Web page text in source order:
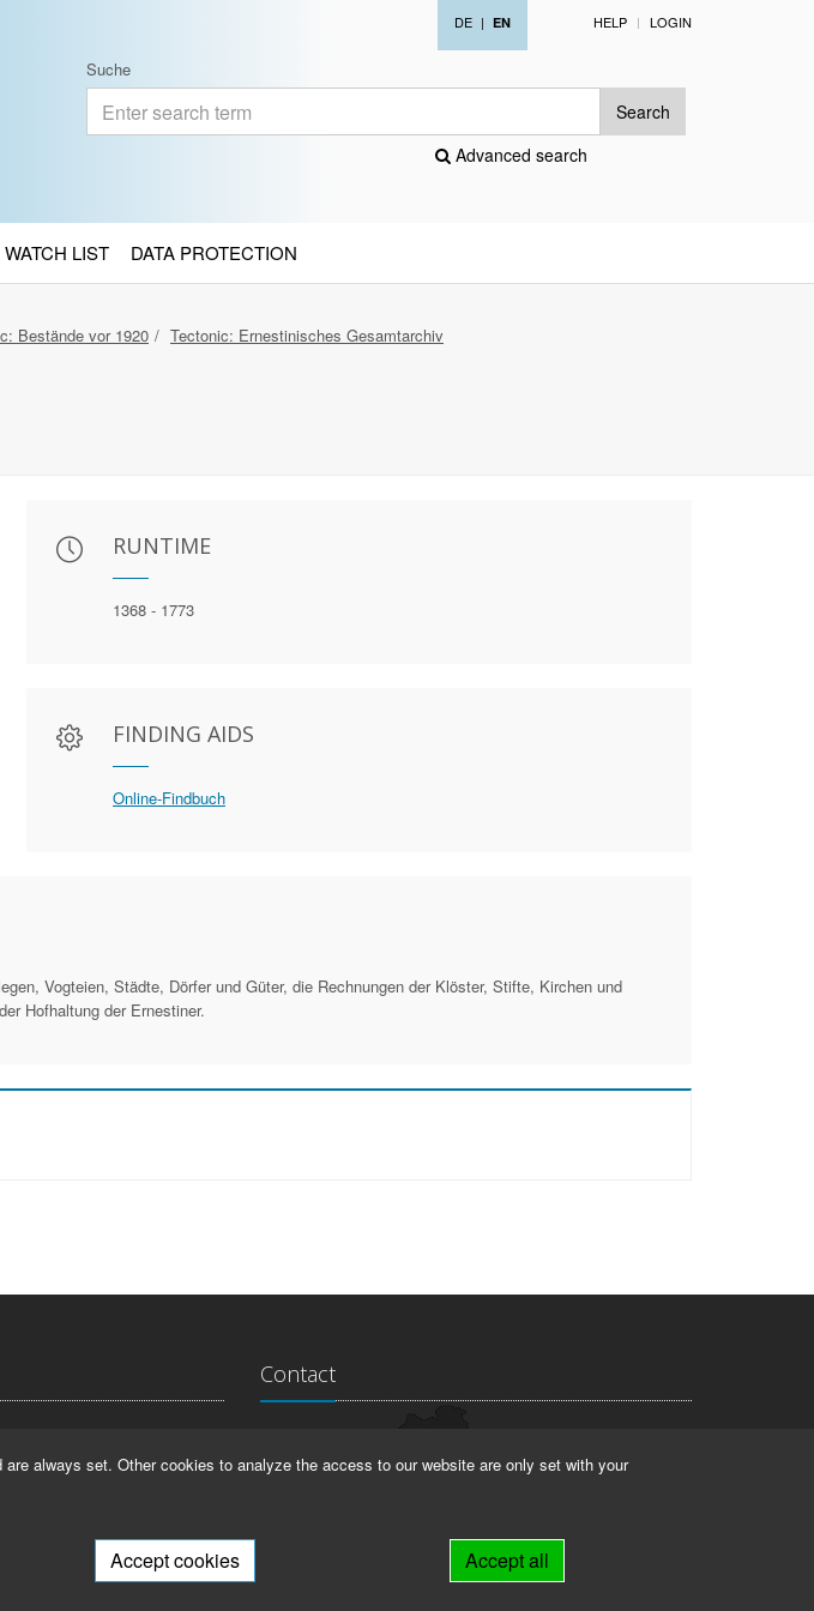
DE | EN HELP LOGIN
Suche
Search
Advanced search
WATCH LIST DATA PROTECTION
Bestände vor 1920
Tectonic: Ernestinisches Gesamtarchiv
RUNTIME
1368 - 1773
FINDING AIDS
Online-Findbuch
Vogteien, Städte, Dörfer und Güter, die Rechnungen der Klöster, Stifte, Kirchen und
Hofhaltung der Ernestiner.
Contact
Marstallstr. 2
always set. Other cookies to analyze the access to our website are only set with your
Accept cookies Accept all